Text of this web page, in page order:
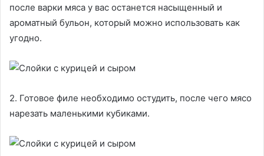
после варки мяса у вас останется насыщенный и
ароматный бульон, который можно использовать как
угодно.
2. Готовое филе необходимо остудить, после чего мясо
нарезать маленькими кубиками.